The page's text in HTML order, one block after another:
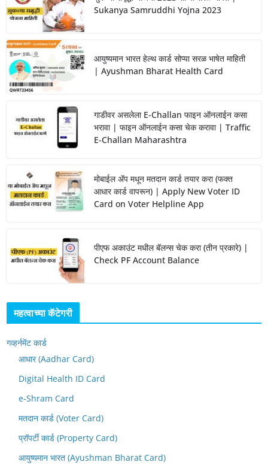
Sukanya Samruddhi Yojna 2023
आयुष्यमान भारत हेल्थ कार्ड सोप्या सरळ भाषेत माहिती
| Ayushman Bharat Health Card
गाडीवर असलेला E-Challan फाइन ऑनलाईन कसा
भरावा | फाइन ऑनलाईन कसा चेक करावा | Traffic
E-Challan Maharashtra
मोबाईल ॲप मधून मतदान कार्ड तयार करा (फक्त
आधार कार्ड वापरून) | Apply New Voter ID
Card on Voter Helpline App
पीएफ अकाउंट मधील बॅलन्स चेक करा (तीन प्रकारे) |
Check PF Account Balance
महत्वाच्या कॅटेगरी
गव्हर्नमेंट कार्ड
आधार (Aadhar Card)
Digital Health ID Card
e-Shram Card
मतदान कार्ड (Voter Card)
प्रॉपर्टी कार्ड (Property Card)
आयुष्यमान भारत (Ayushman Bharat Card)